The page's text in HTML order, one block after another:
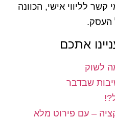
לליווי אישי, הכוונה
העסק.
אתכם
לשוק
שבדבר
– עם פירוט מלא